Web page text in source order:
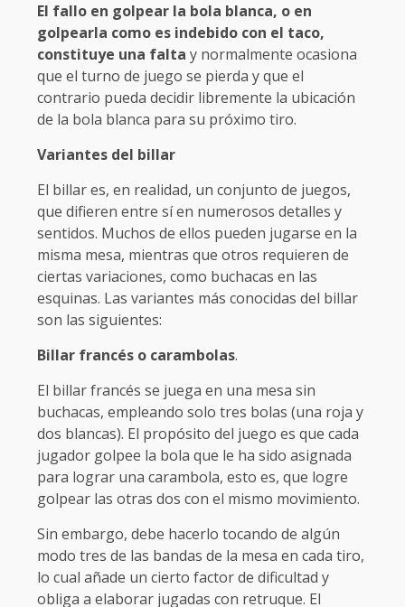
El fallo en golpear la bola blanca, o en
golpearla como es indebido con el taco,
constituye una falta y normalmente ocasiona
que el turno de juego se pierda y que el
contrario pueda decidir libremente la ubicación
de la bola blanca para su próximo tiro.
Variantes del billar
El billar es, en realidad, un conjunto de juegos,
que difieren entre sí en numerosos detalles y
sentidos. Muchos de ellos pueden jugarse en la
misma mesa, mientras que otros requieren de
ciertas variaciones, como buchacas en las
esquinas. Las variantes más conocidas del billar
son las siguientes:
Billar francés o carambolas.
El billar francés se juega en una mesa sin
buchacas, empleando solo tres bolas (una roja y
dos blancas). El propósito del juego es que cada
jugador golpee la bola que le ha sido asignada
para lograr una carambola, esto es, que logre
golpear las otras dos con el mismo movimiento.
Sin embargo, debe hacerlo tocando de algún
modo tres de las bandas de la mesa en cada tiro,
lo cual añade un cierto factor de dificultad y
obliga a elaborar jugadas con retruque. El